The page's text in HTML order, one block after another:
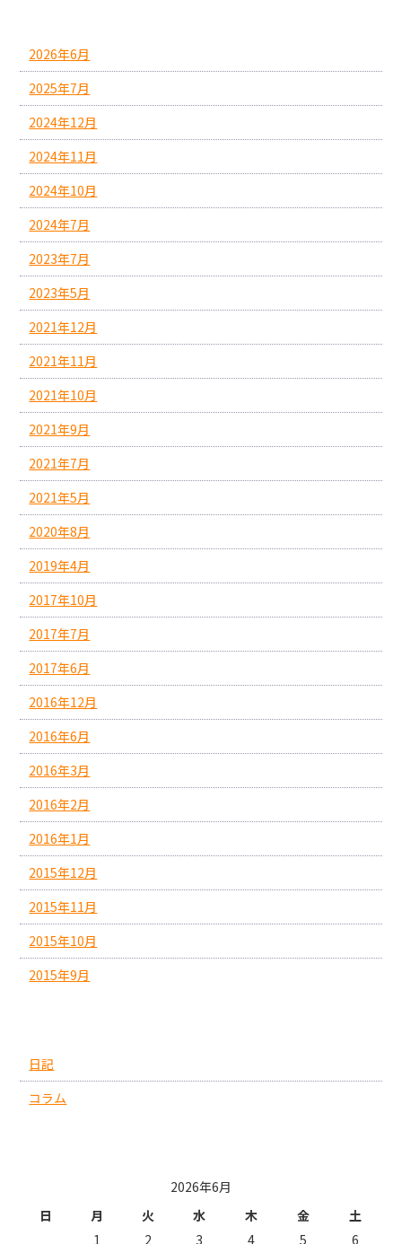
2026年6月
2025年7月
2024年12月
2024年11月
2024年10月
2024年7月
2023年7月
2023年5月
2021年12月
2021年11月
2021年10月
2021年9月
2021年7月
2021年5月
2020年8月
2019年4月
2017年10月
2017年7月
2017年6月
2016年12月
2016年6月
2016年3月
2016年2月
2016年1月
2015年12月
2015年11月
2015年10月
2015年9月
日記
コラム
2026年6月
日
月 火 水 木 金
土
1
2 3 4 5 6